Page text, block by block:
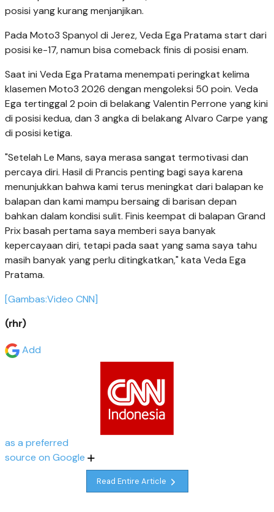
posisi yang kurang menjanjikan.
Pada Moto3 Spanyol di Jerez, Veda Ega Pratama start dari
posisi ke-17, namun bisa comeback finis di posisi enam.
Saat ini Veda Ega Pratama menempati peringkat kelima
klasemen Moto3 2026 dengan mengoleksi 50 poin. Veda
Ega tertinggal 2 poin di belakang Valentin Perrone yang kini
di posisi kedua, dan 3 angka di belakang Alvaro Carpe yang
di posisi ketiga.
"Setelah Le Mans, saya merasa sangat termotivasi dan
percaya diri. Hasil di Prancis penting bagi saya karena
menunjukkan bahwa kami terus meningkat dari balapan ke
balapan dan kami mampu bersaing di barisan depan
bahkan dalam kondisi sulit. Finis keempat di balapan Grand
Prix basah pertama saya memberi saya banyak
kepercayaan diri, tetapi pada saat yang sama saya tahu
masih banyak yang perlu ditingkatkan," kata Veda Ega
Pratama.
[Gambas:Video CNN]
(rhr)
Add
as a preferred
source on Google
Read Entire Article